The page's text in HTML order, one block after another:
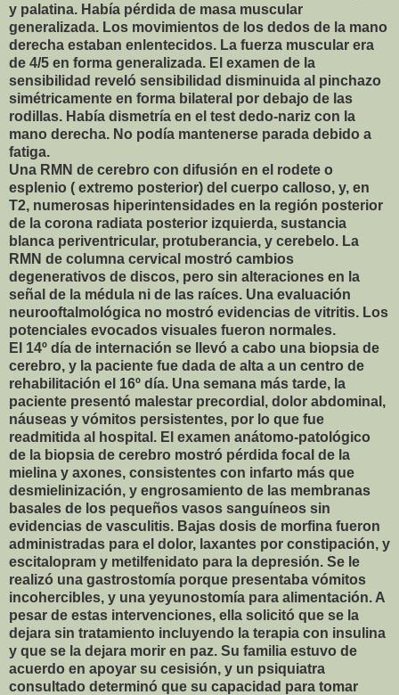
y palatina. Había pérdida de masa muscular
generalizada. Los movimientos de los dedos de la mano
derecha estaban enlentecidos. La fuerza muscular era
de 4/5 en forma generalizada. El examen de la
sensibilidad reveló sensibilidad disminuida al pinchazo
simétricamente en forma bilateral por debajo de las
rodillas. Había dismetría en el test dedo-nariz con la
mano derecha. No podía mantenerse parada debido a
fatiga.
Una RMN de cerebro con difusión en el rodete o
esplenio ( extremo posterior) del cuerpo calloso, y, en
T2, numerosas hiperintensidades en la región posterior
de la corona radiata posterior izquierda, sustancia
blanca periventricular, protuberancia, y cerebelo. La
RMN de columna cervical mostró cambios
degenerativos de discos, pero sin alteraciones en la
señal de la médula ni de las raíces. Una evaluación
neurooftalmológica no mostró evidencias de vitritis. Los
potenciales evocados visuales fueron normales.
El 14º día de internación se llevó a cabo una biopsia de
cerebro, y la paciente fue dada de alta a un centro de
rehabilitación el 16º día. Una semana más tarde, la
paciente presentó malestar precordial, dolor abdominal,
náuseas y vómitos persistentes, por lo que fue
readmitida al hospital. El examen anátomo-patológico
de la biopsia de cerebro mostró pérdida focal de la
mielina y axones, consistentes con infarto más que
desmielinización, y engrosamiento de las membranas
basales de los pequeños vasos sanguíneos sin
evidencias de vasculitis. Bajas dosis de morfina fueron
administradas para el dolor, laxantes por constipación, y
escitalopram y metilfenidato para la depresión. Se le
realizó una gastrostomía porque presentaba vómitos
incohercibles, y una yeyunostomía para alimentación. A
pesar de estas intervenciones, ella solicitó que se la
dejara sin tratamiento incluyendo la terapia con insulina
y que se la dejara morir en paz. Su familia estuvo de
acuerdo en apoyar su cesisión, y un psiquiatra
consultado determinó que su capacidad para tomar